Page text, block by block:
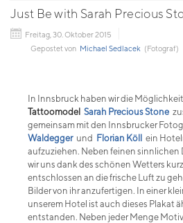
Just Be with Sarah Precious
Freitag, 30. Oktober 2015
Gepostet von Michael Sedlacek (Fotograf)
In Innsbruck haben wir die
Tattoomodel Sarah Precious Stone
gemeinsam mit den Innsbrucker
Waldegger und Florian Köll
ein
aufzuziehen. Neben feinen sinnlichen
wir uns dank des schönen Wetters
entschlossen an die frische Luft zu
Bilder von ihr anzufertigen. In einer
unserem Hotel ist auch dieses Plakat
entstanden. Neben jeder Menge